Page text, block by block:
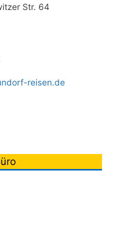
Str. 64
reisen.de